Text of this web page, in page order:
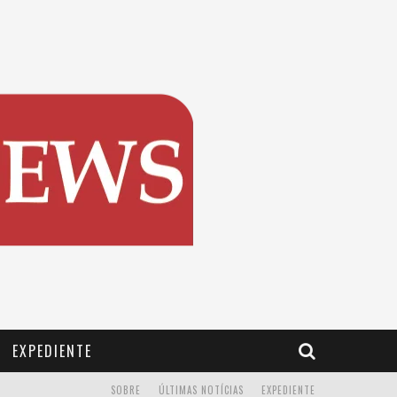
EXPEDIENTE
EXPEDIENTE
ÚLTIMAS NOTÍCIAS
SOBRE